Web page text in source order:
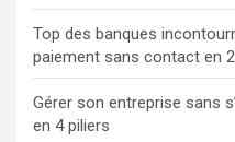
Top des banques
paiement sans contact en
Gérer son entreprise sans
en 4 piliers